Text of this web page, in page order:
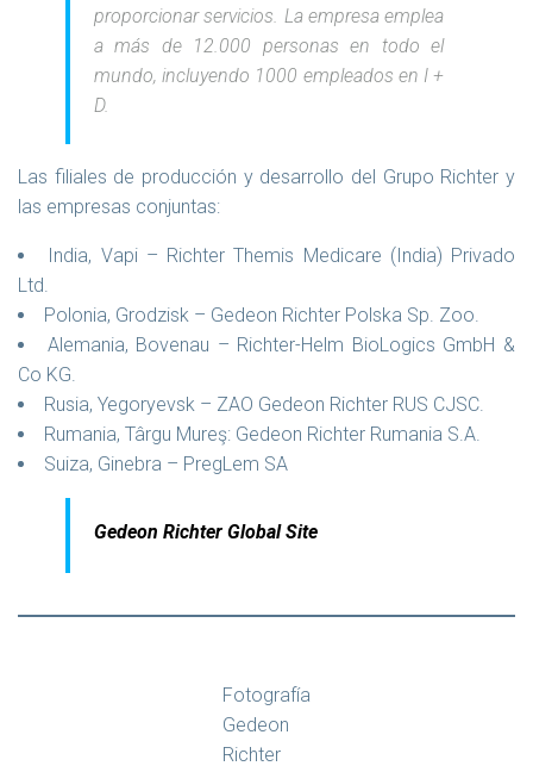
proporcionar servicios. La empresa emplea
a más de 12.000 personas en todo el
mundo, incluyendo 1000 empleados en I +
D.
Las filiales de producción y desarrollo del Grupo Richter y
las empresas conjuntas:
India, Vapi – Richter Themis Medicare (India) Privado
Ltd.
Polonia, Grodzisk – Gedeon Richter Polska Sp. Zoo.
Alemania, Bovenau – Richter-Helm BioLogics GmbH &
Co KG.
Rusia, Yegoryevsk – ZAO Gedeon Richter RUS CJSC.
Rumania, Târgu Mureş: Gedeon Richter Rumania S.A.
Suiza, Ginebra – PregLem SA
Gedeon Richter Global Site
Fotografía
Gedeon
Richter